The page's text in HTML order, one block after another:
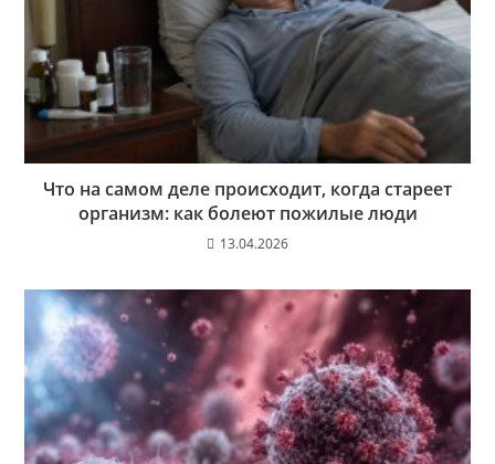
Что на самом деле происходит, когда стареет
организм: как болеют пожилые люди
13.04.2026